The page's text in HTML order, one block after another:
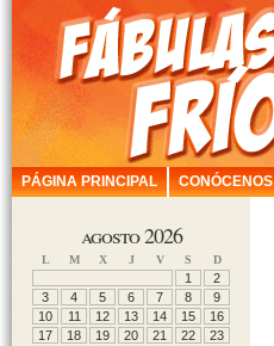
PÁGINA PRINCIPAL CONÓCENOS
agosto 2026
L M X J V S D
1
2
3
4 5 6 7 8
9
10
11 12 13 14 15
16
17
18 19 20 21 22
23